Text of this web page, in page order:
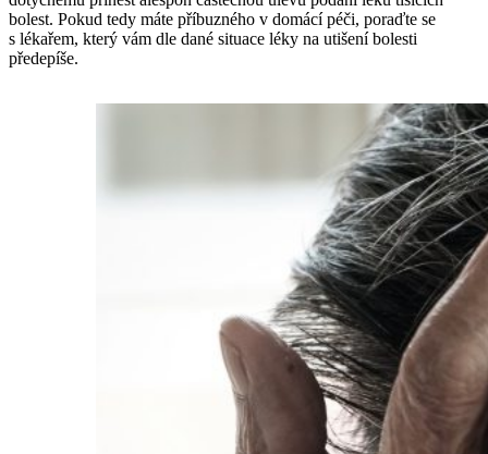
bolest. Pokud tedy máte příbuzného v domácí péči, poraďte se
s lékařem, který vám dle dané situace léky na utišení bolesti
předepíše.